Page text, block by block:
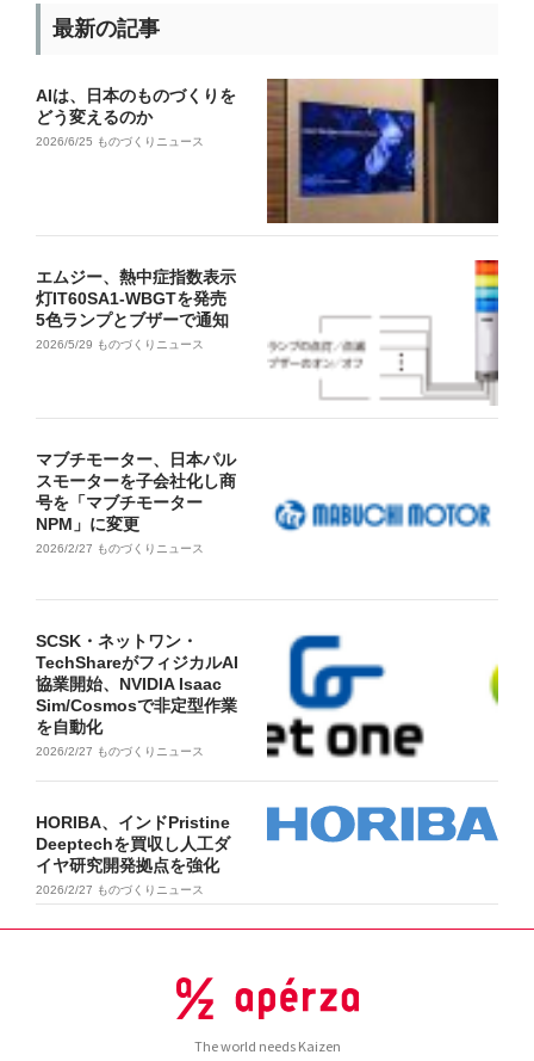
最新の記事
AIは、日本のものづくりを
どう変えるのか
2026/6/25 ものづくりニュース
エムジー、熱中症指数表示
灯IT60SA1-WBGTを発売
5色ランプとブザーで通知
2026/5/29 ものづくりニュース
マブチモーター、日本パル
スモーターを子会社化し商
号を「マブチモーター
NPM」に変更
2026/2/27 ものづくりニュース
SCSK・ネットワン・
TechShareがフィジカルAI
協業開始、NVIDIA Isaac
Sim/Cosmosで非定型作業
を自動化
2026/2/27 ものづくりニュース
HORIBA、インドPristine
Deeptechを買収し人工ダ
イヤ研究開発拠点を強化
2026/2/27 ものづくりニュース
The world needs Kaizen